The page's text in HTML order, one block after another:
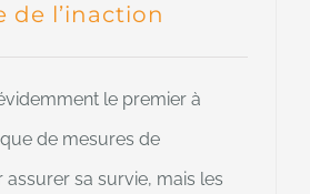
de l’inaction
le premier à
de mesures de
sa survie, mais les